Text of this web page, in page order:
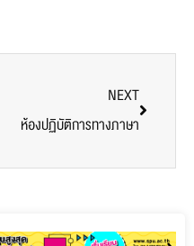
NEXT
ห้องปฏิบัติการทางภาษา